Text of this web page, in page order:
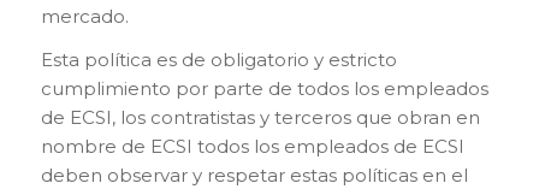
mercado.
Esta política es de obligatorio y estricto
cumplimiento por parte de todos los empleados
de ECSI, los contratistas y terceros que obran en
nombre de ECSI todos los empleados de ECSI
deben observar y respetar estas políticas en el